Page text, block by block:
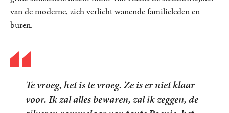
van de moderne, zich verlicht wanende familieleden en
buren.
Te vroeg, het is te vroeg. Ze is er niet klaar
voor. Ik zal alles bewaren, zal ik zeggen, de